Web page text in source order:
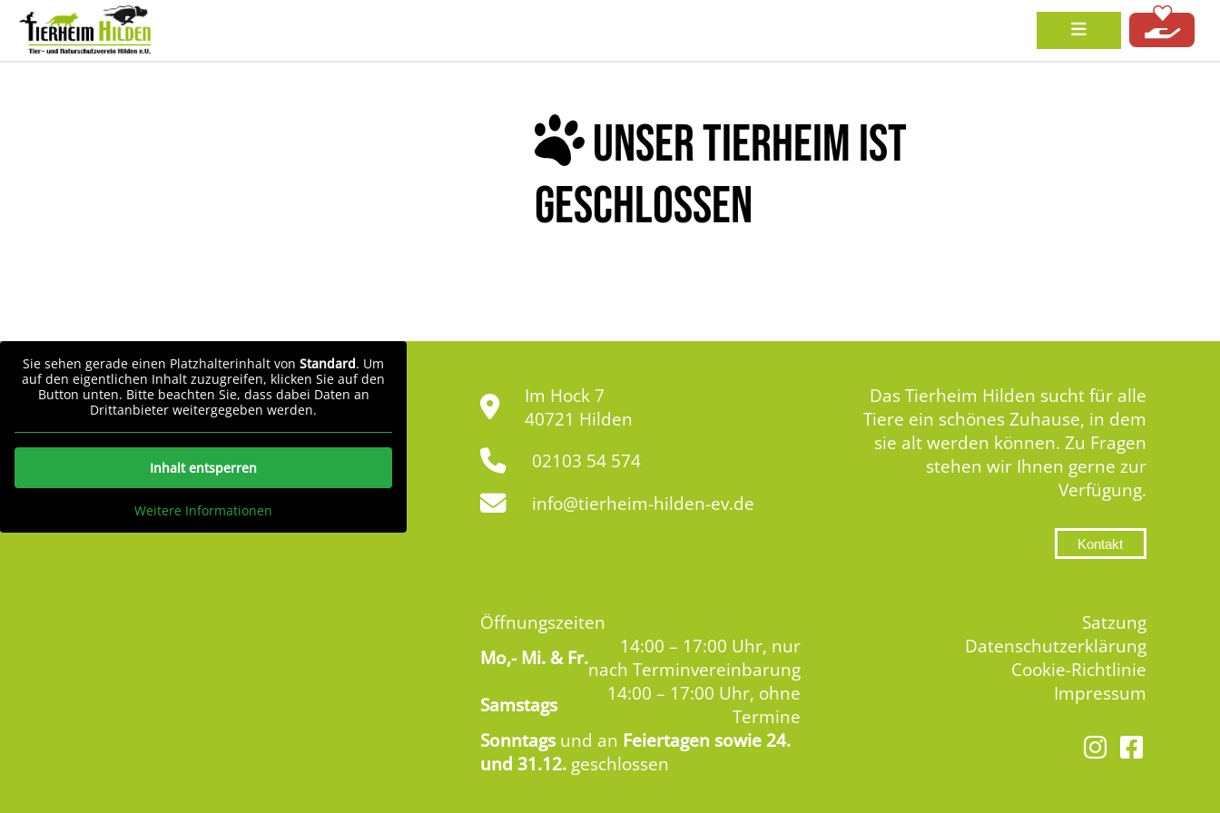
UNSER TIERHEIM IST
GESCHLOSSEN
Sie sehen gerade einen Platzhalterinhalt von Standard. Um
auf den eigentlichen Inhalt zuzugreifen, klicken Sie auf den
Button unten. Bitte beachten Sie, dass dabei Daten an
Drittanbieter weitergegeben werden.
Inhalt entsperren
Weitere Informationen
Im Hock 7
40721 Hilden
02103 54 574
info@tierheim-hilden-ev.de
Das Tierheim Hilden sucht für alle
Tiere ein schönes Zuhause, in dem
sie alt werden können. Zu Fragen
stehen wir Ihnen gerne zur
Verfügung.
Kontakt
Öffnungszeiten
Mo,-Mi. & Fr.
14:00 – 17:00 Uhr, nur
nach Terminvereinbarung
Samstags
14:00 – 17:00 Uhr, ohne
Termine
Sonntags und an Feiertagen sowie 24.
und 31.12. geschlossen
Satzung
Datenschutzerklärung
Cookie-Richtlinie
Impressum